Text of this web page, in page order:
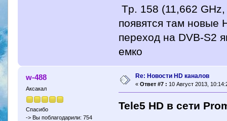
Tp. 158 (11,662
появятся там новые
переход на DVB-S2
емко
w-488
Аксакал
Спасибо
-> Вы поблагодарили: 754
Re: Новости HD каналов
« Ответ #7 : 10 Август 2013,
Tele5 HD в сети